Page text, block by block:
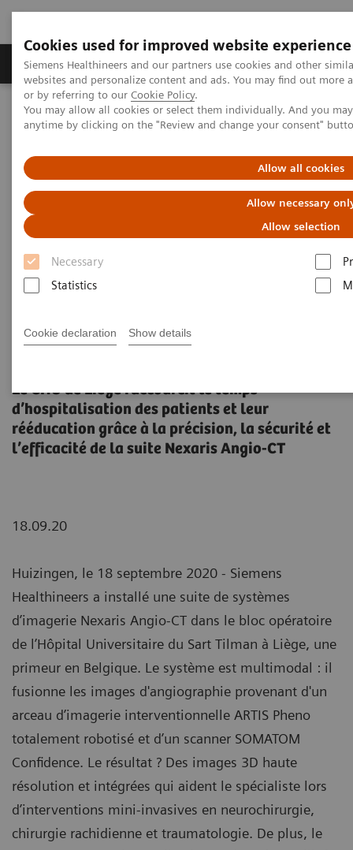
Cookies used for improved website experience
Siemens Healthineers and our partners use cookies and other
websites and personalize content and ads. You may find out
or by referring to our Cookie Policy.
You may allow all cookies or select them individually. And you
anytime by clicking on the "Review and change your consent"
Allow all cookies
Allow necessary
Allow selection
Necessary
Statistics
Cookie declaration Show details
Produits & Services À propos de
Home Espace Presse
Communiqués de presse
Primeur belge : Siemens Healthineers regroupe l’imagerie
chirurgicales très peu invasives.
Primeur belge : Siemens
Healthineers regroupe
l’imagerie robotique et scanner
pour permettre des
interventions chirurgicales très
peu invasives.
Le CHU de Liège raccourcit le temps
d’hospitalisation des patients et leur
rééducation grâce à la précision, la sécurité et
l’efficacité de la suite Nexaris Angio-CT
18.09.20
Huizingen, le 18 septembre 2020 - Siemens
Healthineers a installé une suite de systèmes
d’imagerie Nexaris Angio-CT dans le bloc opératoire
de l’Hôpital Universitaire du Sart Tilman à Liège, une
primeur en Belgique. Le système est multimodal : il
fusionne les images d'angiographie provenant d'un
arceau d’imagerie interventionnelle ARTIS Pheno
totalement robotisé et d’un scanner SOMATOM
Confidence. Le résultat ? Des images 3D haute
résolution et intégrées qui aident le spécialiste lors
d’interventions mini-invasives en neurochirurgie,
chirurgie rachidienne et traumatologie. De plus, le